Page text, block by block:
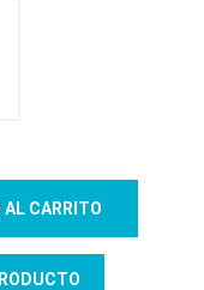
AL CARRITO